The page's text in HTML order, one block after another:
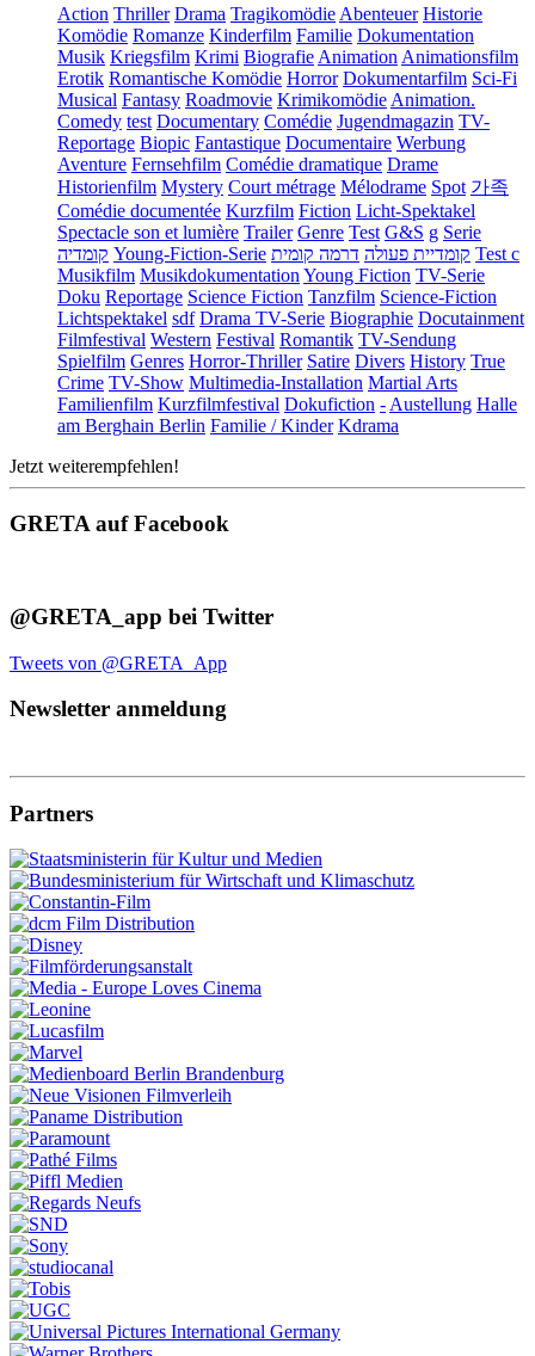
Action Thriller Drama Tragikomödie Abenteuer Historie
Komödie Romanze Kinderfilm Familie Dokumentation
Musik Kriegsfilm Krimi Biografie Animation Animationsfilm
Erotik Romantische Komödie Horror Dokumentarfilm Sci-Fi
Musical Fantasy Roadmovie Krimikomödie Animation.
Comedy test Documentary Comédie Jugendmagazin TV-
Reportage Biopic Fantastique Documentaire Werbung
Aventure Fernsehfilm Comédie dramatique Drame
Historienfilm Mystery Court métrage Mélodrame Spot 가족
Comédie documentée Kurzfilm Fiction Licht-Spektakel
Spectacle son et lumière Trailer Genre Test G&S g Serie
קומדיה Young-Fiction-Serie קומדיית פעולה דרמה קומית
Test c
Musikfilm Musikdokumentation Young Fiction TV-Serie
Doku Reportage Science Fiction Tanzfilm Science-Fiction
Lichtspektakel sdf Drama TV-Serie Biographie Docutainment
Filmfestival Western Festival Romantik TV-Sendung
Spielfilm Genres Horror-Thriller Satire Divers History True
Crime TV-Show Multimedia-Installation Martial Arts
Familienfilm Kurzfilmfestival Dokufiction - Austellung Halle
am Berghain Berlin Familie / Kinder Kdrama
Jetzt weiterempfehlen!
GRETA auf Facebook
@GRETA_app bei Twitter
Tweets von @GRETA_App
Newsletter anmeldung
Partners